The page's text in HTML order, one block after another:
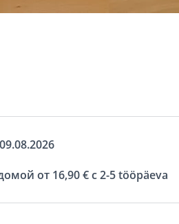
от 16,90 € с 2-5 tööpäeva